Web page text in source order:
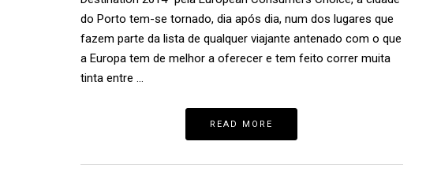
do Porto tem-se tornado, dia após dia, num dos lugares que
fazem parte da lista de qualquer viajante antenado com o que
a Europa tem de melhor a oferecer e tem feito correr muita
tinta entre …
READ MORE